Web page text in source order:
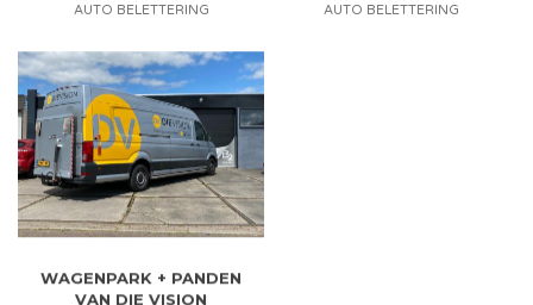
AUTO BELETTERING AUTO BELETTERING
WAGENPARK + PANDEN
VAN DIE VISION